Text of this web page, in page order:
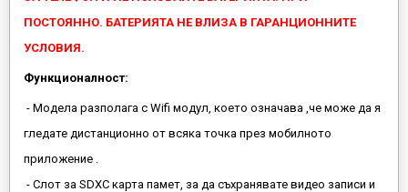
ПОСТОЯННО. БАТЕРИЯТА НЕ ВЛИЗА В ГАРАНЦИОННИТЕ
УСЛОВИЯ.
Функционалност:
- Модела разполага с Wifi модул, което означава ,че може да я
гледате дистанционно от всяка точка през мобилното
приложение .
- Слот за SDXC карта памет, за да съхранявате видео записи и